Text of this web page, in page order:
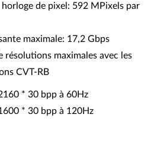
de pixel: 592 MPixels par
maximale: 17,2 Gbps
résolutions maximales avec les
CVT-RB
* 30 bpp à 60Hz
* 30 bpp à 120Hz